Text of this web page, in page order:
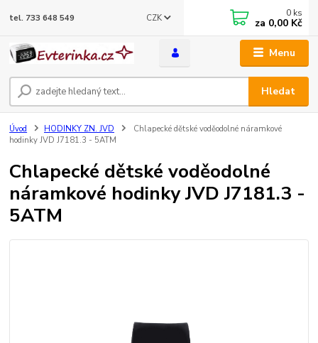
Menu
CZK
Hledat
tel. 733 648 549 0 ks
za 0,00 Kč
Úvod HODINKY ZN. JVD
Chlapecké dětské voděodolné náramkové
hodinky JVD J7181.3 - 5ATM
Chlapecké dětské voděodolné
náramkové hodinky JVD J7181.3 -
5ATM